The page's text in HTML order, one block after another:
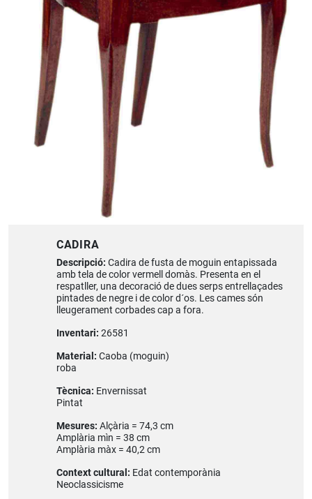
CADIRA
Descripció: Cadira de fusta de moguin entapissada
amb tela de color vermell domàs. Presenta en el
respatller, una decoració de dues serps entrellaçades
pintades de negre i de color d´os. Les cames són
lleugerament corbades cap a fora.
Inventari: 26581
Material: Caoba (moguin)
roba
Tècnica: Envernissat
Pintat
Mesures: Alçària = 74,3 cm
Amplària mìn = 38 cm
Amplària màx = 40,2 cm
Context cultural: Edat contemporània
Neoclassicisme